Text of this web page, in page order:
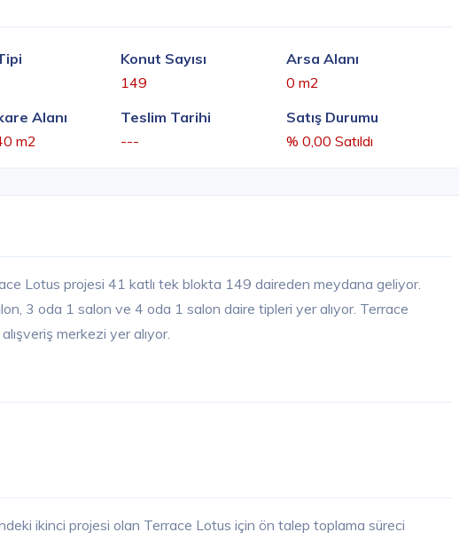
Konut Sayısı
149
Arsa Alanı
0 m2
Alanı
m2
Teslim Tarihi
---
Satış Durumu
% 0,00 Satıldı
Lotus projesi 41 katlı tek blokta 149 daireden meydana geliyor.
3 oda 1 salon ve 4 oda 1 salon daire tipleri yer alıyor. Terrace
merkezi yer alıyor.
ikinci projesi olan Terrace Lotus için ön talep toplama süreci